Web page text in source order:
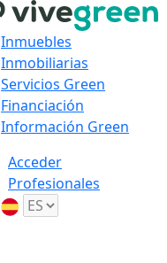
Inmuebles
Inmobiliarias
Servicios Green
Financiación
Información Green
Acceder
Profesionales